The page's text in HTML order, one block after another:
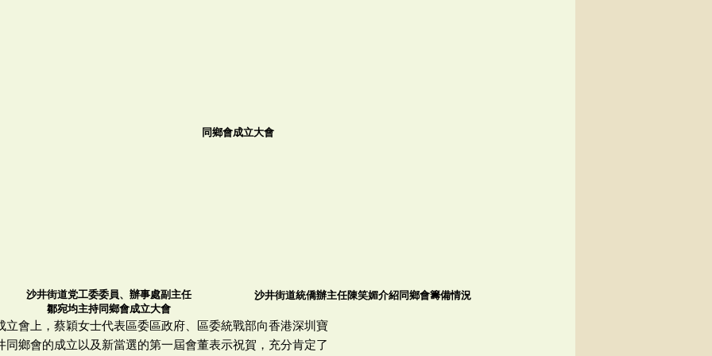
同鄉會成立大會
沙井街道党工委委員、辦事處副主任
鄒宛均主持同鄉會成立大會
沙井街道統僑辦主任陳笑媚介紹同鄉會籌備情況
立會上，蔡穎女士代表區委區政府、區委統戰部向香港深圳寶
同鄉會的成立以及新當選的第一屆會董表示祝賀，充分肯定了